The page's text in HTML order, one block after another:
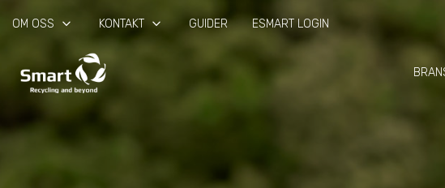
OM OSS keyboard_arrow_down KONTAKT keyboard_arrow_down GUIDER ESMART LOGIN